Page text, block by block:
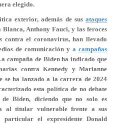
elegido.
exterior, además de sus ataques
Blanca, Anthony Fauci, y las feroces
contra el coronavirus, han llevado
de comunicación y a campañas
campaña de Biden ha indicado que
contra Kennedy y Marianne
se ha lanzado a la carrera de 2024
esta política de no debate
Biden, diciendo que no solo es
al titular vulnerable frente a sus
particular el expresidente Donald